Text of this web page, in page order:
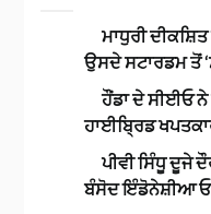
ਮਾਧੁਰੀ
ਉਸਦੇ ਸਟਾਰਡਮ ਤੋਂ
ਹੌਂਡਾ ਦੇ ਸੀਈਓ ਨੇ
ਹਾਈਬ੍ਰਿਡ
ਪੀਵੀ ਸਿੰਧੂ ਦੂਜੇ
ਬੰਸੋਦ ਇੰਡੋਨੇਸ਼ੀਆ